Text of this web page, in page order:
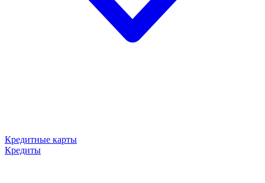
Кредитные карты
Кредиты